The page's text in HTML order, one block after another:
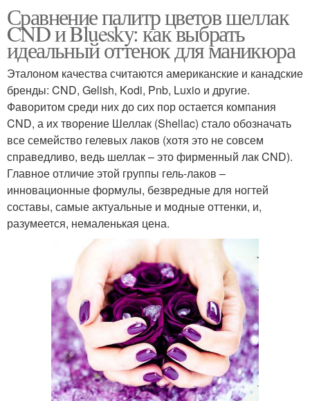
Сравнение палитр цветов шеллак
CND и Bluesky: как выбрать
идеальный оттенок для маникюра
Эталоном качества считаются американские и канадские
бренды: CND, Gelish, Kodi, Pnb, Luxio и другие.
Фаворитом среди них до сих пор остается компания
CND, а их творение Шеллак (Shellac) стало обозначать
все семейство гелевых лаков (хотя это не совсем
справедливо, ведь шеллак – это фирменный лак CND).
Главное отличие этой группы гель-лаков –
инновационные формулы, безвредные для ногтей
составы, самые актуальные и модные оттенки, и,
разумеется, немаленькая цена.